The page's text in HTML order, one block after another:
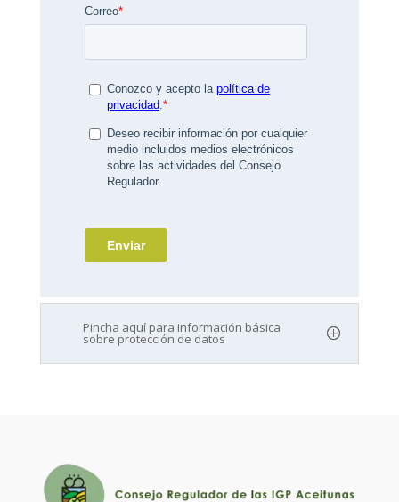
Pincha aquí para información básica
sobre protección de datos